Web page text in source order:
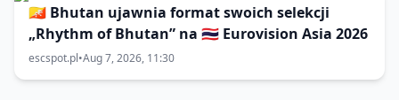
🇧🇹 Bhutan ujawnia format swoich selekcji
„Rhythm of Bhutan” na 🇹🇭 Eurovision Asia 2026
escspot.pl•Aug 7, 2026, 11:30